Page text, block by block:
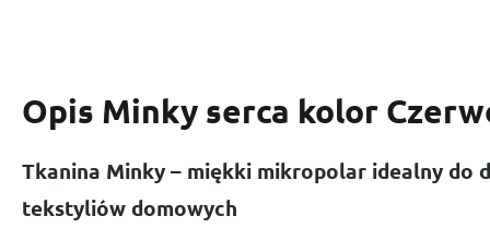
Opis Minky serca kolor
Tkanina Minky – miękki mikropolar idealny do
tekstyliów domowych